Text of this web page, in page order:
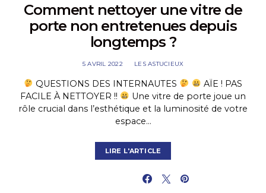
Comment nettoyer une vitre de
porte non entretenues depuis
longtemps ?
5 AVRIL 2022 LES ASTUCIEUX
QUESTIONS DES INTERNAUTES
AÏE ! PAS
FACILE À NETTOYER !!
Une vitre de porte joue un
rôle crucial dans l’esthétique et la luminosité de votre
espace…
LIRE L'ARTICLE